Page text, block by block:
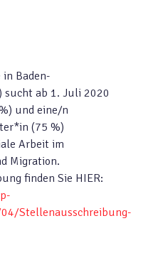
in Baden-
sucht ab 1. Juli 2020
und eine/n
(75 %)
Arbeit im
Migration.
finden Sie HIER:
Stellenausschreibung-